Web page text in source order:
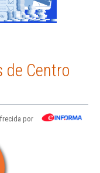
de Centro
por